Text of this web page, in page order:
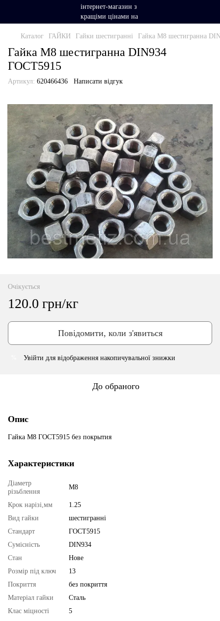
Каталог ГАЙКИ Гайки шестигранні Гайка М8 шестигранна
Гайка М8 шестигранна DIN934
ГОСТ5915
Артикул: 620466436 Написати відгук
Очікується
120.0 грн/кг
Повідомити, коли з'явиться
Увійти для відображення накопичувальної знижки
До обраного
Опис
Гайка М8 ГОСТ5915 без покрытия
Характеристики
Діаметр
різьблення
М8
Крок нарізі,мм
1.25
Вид гайки
шестигранні
Стандарт
ГОСТ5915
Сумісність
DIN934
Стан
Нове
Розмір під ключ
13
Покриття
без покриття
Матеріал гайки
Сталь
Клас міцності
5